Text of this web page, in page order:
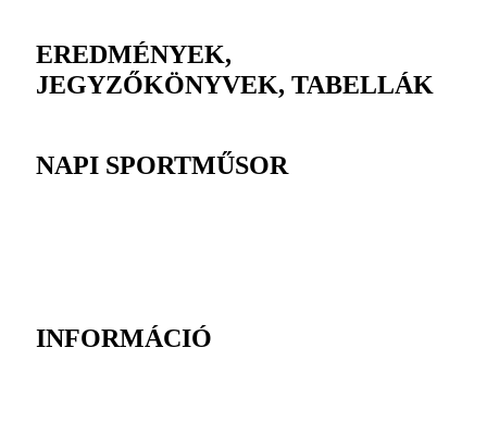
EREDMÉNYEK,
JEGYZŐKÖNYVEK, TABELLÁK
NAPI SPORTMŰSOR
INFORMÁCIÓ